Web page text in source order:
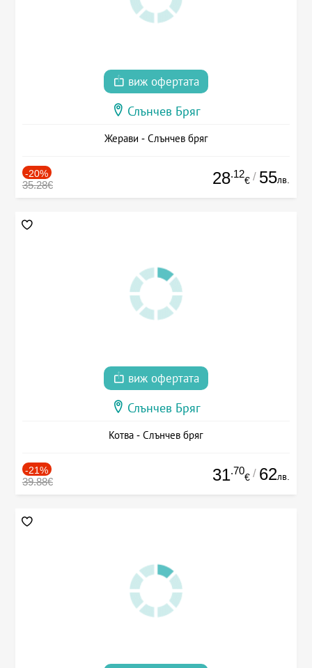
виж офертата
Слънчев Бряг
Жерави - Слънчев бряг
-20%
35.28€ 28.12
€ / 55лв.
виж офертата
Слънчев Бряг
Котва - Слънчев бряг
-21%
39.88€ 31.70
€ / 62лв.